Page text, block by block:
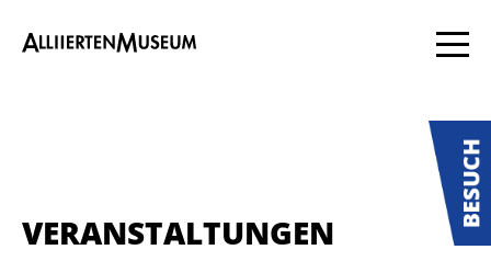
VERANSTALTUNGEN